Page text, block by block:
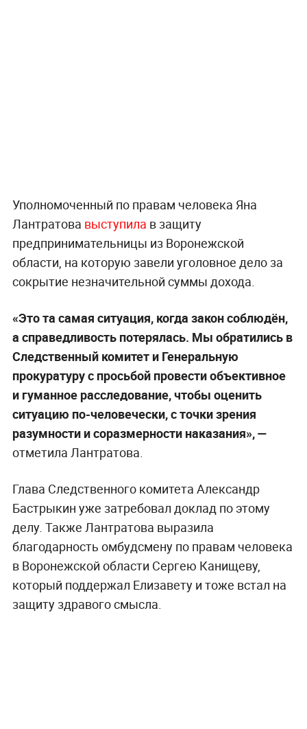
Уполномоченный по правам человека Яна
Лантратова выступила в защиту
предпринимательницы из Воронежской
области, на которую завели уголовное дело за
сокрытие незначительной суммы дохода.
«Это та самая ситуация, когда закон соблюдён,
а справедливость потерялась. Мы обратились в
Следственный комитет и Генеральную
прокуратуру с просьбой провести объективное
и гуманное расследование, чтобы оценить
ситуацию по-человечески, с точки зрения
разумности и соразмерности наказания», —
отметила Лантратова.
Глава Следственного комитета Александр
Бастрыкин уже затребовал доклад по этому
делу. Также Лантратова выразила
благодарность омбудсмену по правам человека
в Воронежской области Сергею Канищеву,
который поддержал Елизавету и тоже встал на
защиту здравого смысла.